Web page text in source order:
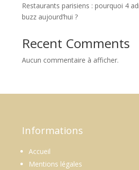
Restaurants parisiens : pourquoi 4
buzz aujourd’hui ?
Recent Comments
Aucun commentaire à afficher.
Informations
Accueil
Mentions légales